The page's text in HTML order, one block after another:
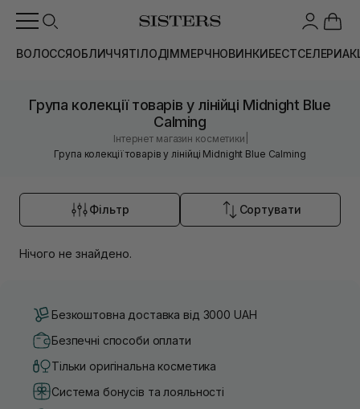
ВОЛОССЯОБЛИЧЧЯТІЛОДІММЕРЧНОВИНКИБЕСТСЕЛЕРИ
Група колекції товарів у лінійці Midnight Blue
Calming
Інтернет магазин косметики
Група колекції товарів у лінійці Midnight Blue Calming
Фільтр Сортувати
Нічого не знайдено.
Безкоштовна доставка від 3000 UAH
Безпечні способи оплати
Тільки оригінальна косметика
Система бонусів та лояльності